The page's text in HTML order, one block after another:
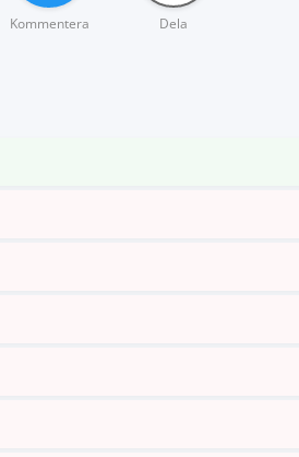
Kommentera Dela